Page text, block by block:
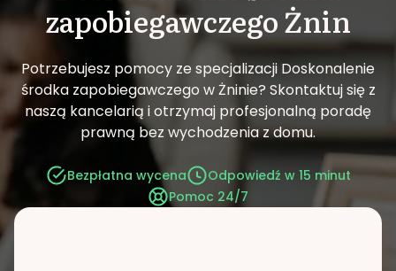
zapobiegawczegoŻnin
Potrzebujesz pomocy ze specjalizacji Doskonalenie
środka zapobiegawczego w Żninie? Skontaktuj się z
naszą kancelarią i otrzymaj profesjonalną poradę
prawną bez wychodzenia z domu.
Bezpłatna wycena
Odpowiedź w 15 minut
Pomoc 24/7